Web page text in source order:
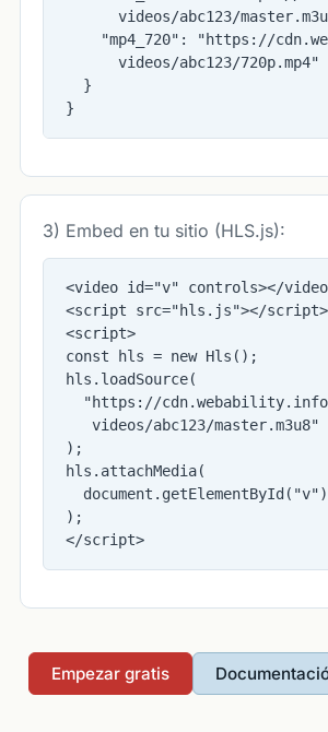
videos/abc123/
"mp4_720": "https://
      videos/abc123/720p.mp4"
  }
}
3) Embed en tu sitio (HLS.js):
<video id="v" controls></
<script src="hls.js"></script>
<script>
const hls = new Hls();
hls.loadSource(
"https://
   videos/abc123/master.m3u8"
);
hls.attachMedia(
  document.getElementById("v")
);
</script>
Empezar gratis